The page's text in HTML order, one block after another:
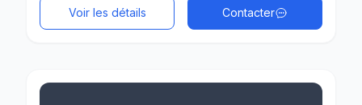
Voir les détails Contacter